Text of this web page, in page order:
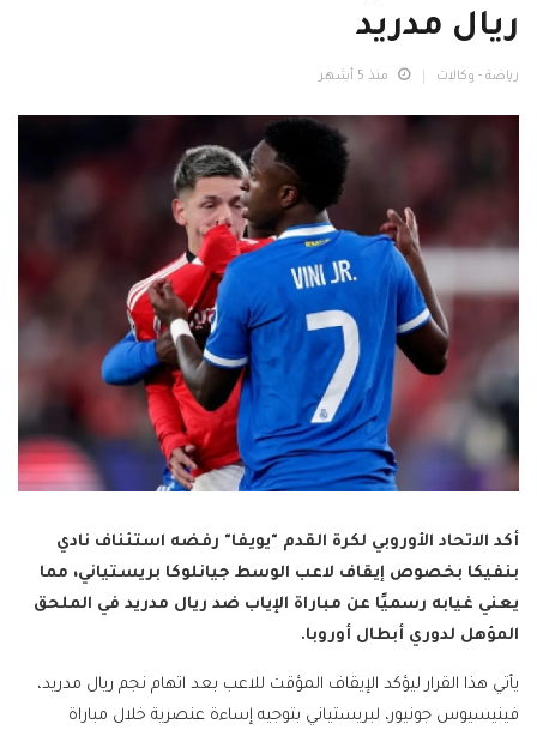
ريال مدريد
رياضة - وكالات منذ 5 أشهر
أكد الاتحاد الأوروبي لكرة القدم "يويفا" رفضه استئناف نادي
بنفيكا بخصوص إيقاف لاعب الوسط جيانلوكا بريستياني، مما
يعني غيابه رسميًا عن مباراة الإياب ضد ريال مدريد في الملحق
المؤهل لدوري أبطال أوروبا.
يأتي هذا القرار ليؤكد الإيقاف المؤقت للاعب بعد اتهام نجم ريال مدريد،
فينيسيوس جونيور، لبريستياني بتوجيه إساءة عنصرية خلال مباراة